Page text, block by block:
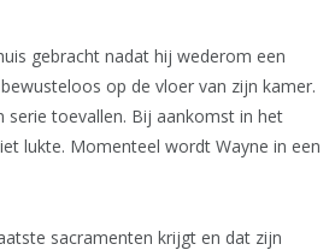
gebracht nadat hij wederom een
op de vloer van zijn kamer.
serie toevallen. Bij aankomst in het
lukte. Momenteel wordt Wayne in een
sacramenten krijgt en dat zijn